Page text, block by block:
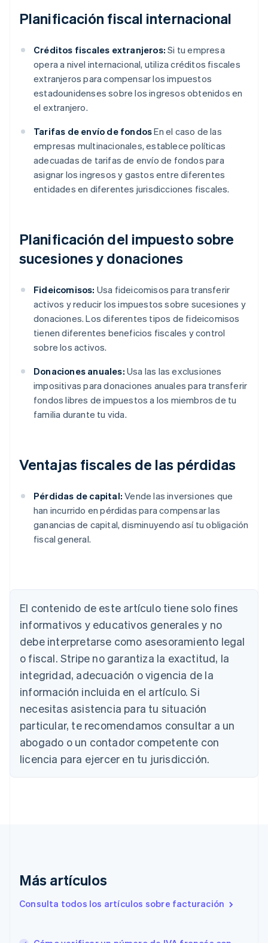
Planificación fiscal internacional
Créditos fiscales extranjeros: Si tu empresa
opera a nivel internacional, utiliza créditos fiscales
extranjeros para compensar los impuestos
estadounidenses sobre los ingresos obtenidos en
el extranjero.
Tarifas de envío de fondosEn el caso de las
empresas multinacionales, establece políticas
adecuadas de tarifas de envío de fondos para
asignar los ingresos y gastos entre diferentes
entidades en diferentes jurisdicciones fiscales.
Planificación del impuesto sobre
sucesiones y donaciones
Fideicomisos: Usa fideicomisos para transferir
activos y reducir los impuestos sobre sucesiones y
donaciones. Los diferentes tipos de fideicomisos
tienen diferentes beneficios fiscales y control
sobre los activos.
Donaciones anuales: Usa las las exclusiones
impositivas para donaciones anuales para transferir
fondos libres de impuestos a los miembros de tu
familia durante tu vida.
Ventajas fiscales de las pérdidas
Pérdidas de capital: Vende las inversiones que
han incurrido en pérdidas para compensar las
ganancias de capital, disminuyendo así tu obligación
fiscal general.
El contenido de este artículo tiene solo fines
informativos y educativos generales y no
debe interpretarse como asesoramiento legal
o fiscal. Stripe no garantiza la exactitud, la
integridad, adecuación o vigencia de la
información incluida en el artículo. Si
necesitas asistencia para tu situación
particular, te recomendamos consultar a un
abogado o un contador competente con
licencia para ejercer en tu jurisdicción.
Más artículos
Consulta todos los artículos sobre facturación
Alemania
Australia
English
Austria
Deutsch English
Bélgica
NederlandsFrançaisDeutschEnglish
Português English
Bulgaria
English
Canadá
EnglishFrançais
English
Emiratos Árabes Unidos
Eslovenia